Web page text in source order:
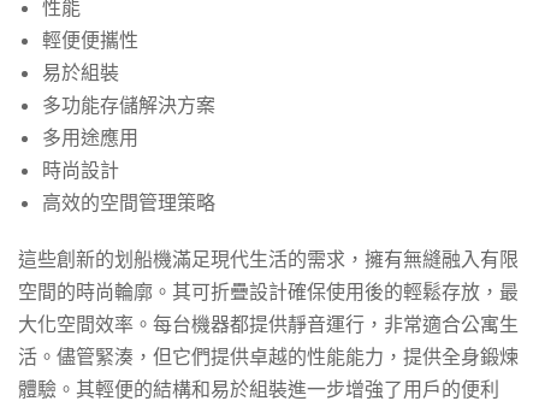
性能
輕便便攜性
易於組裝
多功能存儲解決方案
多用途應用
時尚設計
高效的空間管理策略
這些創新的划船機滿足現代生活的需求，擁有無縫融入有限
空間的時尚輪廓。其可折疊設計確保使用後的輕鬆存放，最
大化空間效率。每台機器都提供靜音運行，非常適合公寓生
活。儘管緊湊，但它們提供卓越的性能能力，提供全身鍛煉
體驗。其輕便的結構和易於組裝進一步增強了用戶的便利